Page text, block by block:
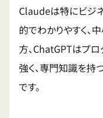
Claudeは特にビジ
的でわかりやすく、
方、ChatGPTはプロ
強く、専門知識を持
です。